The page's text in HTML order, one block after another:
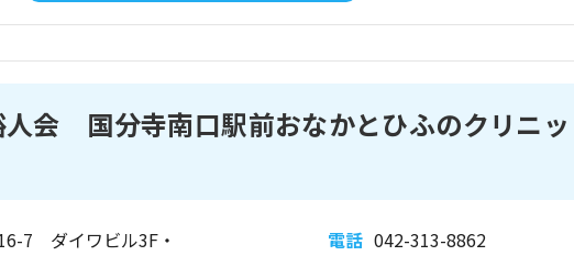
会 国分寺南口駅前おなかとひふのクリニッ
7 ダイワビル3F・
電話 042-313-8862